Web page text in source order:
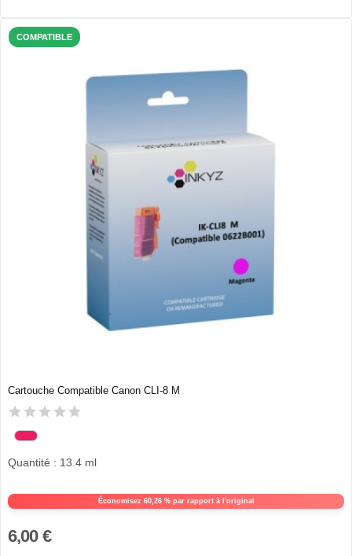
COMPATIBLE
Cartouche Compatible Canon CLI-8 M
Économisez 60,26 % par rapport à l'original
Quantité : 13.4 ml
6,00 €